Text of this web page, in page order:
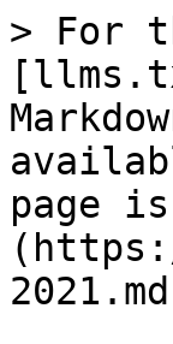
> For
page